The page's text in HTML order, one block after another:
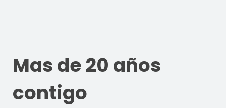
Mas de 20 años
contigo